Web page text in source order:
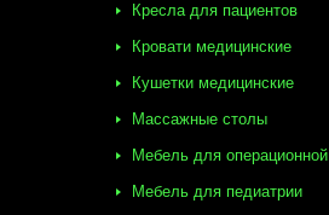
Кресла для пациентов
Кровати медицинские
Кушетки медицинские
Массажные столы
Мебель для операционной
Мебель для педиатрии